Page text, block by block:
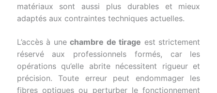
matériaux sont aussi plus durables et mieux
adaptés aux contraintes techniques actuelles.
L’accès à unechambre de tirage est strictement
réservé aux professionnels formés, car les
opérations qu’elle abrite nécessitent rigueur et
précision. Toute erreur peut endommager les
fibres optiques ou perturber le fonctionnement